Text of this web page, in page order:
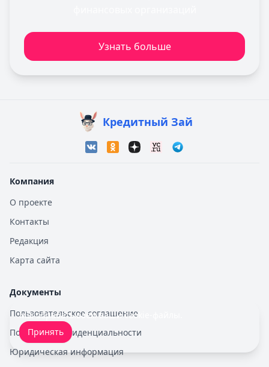
Узнать больше
Кредитный Зай
Компания
О проекте
Контакты
Редакция
Карта сайта
Документы
Пользовательское соглашение
Политика конфиденциальности
Юридическая информация
Мы обрабатываем ваши cookie-файлы
Принять